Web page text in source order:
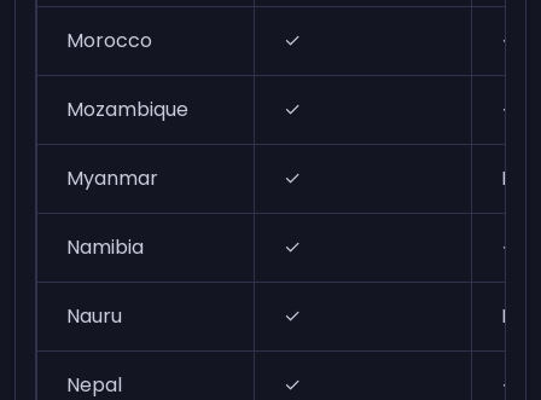
Morocco ✓ ✓
Mozambique ✓ ✓
Myanmar ✓ N/A
Namibia ✓ ✓
Nauru ✓ N/A
Nepal ✓ ✓